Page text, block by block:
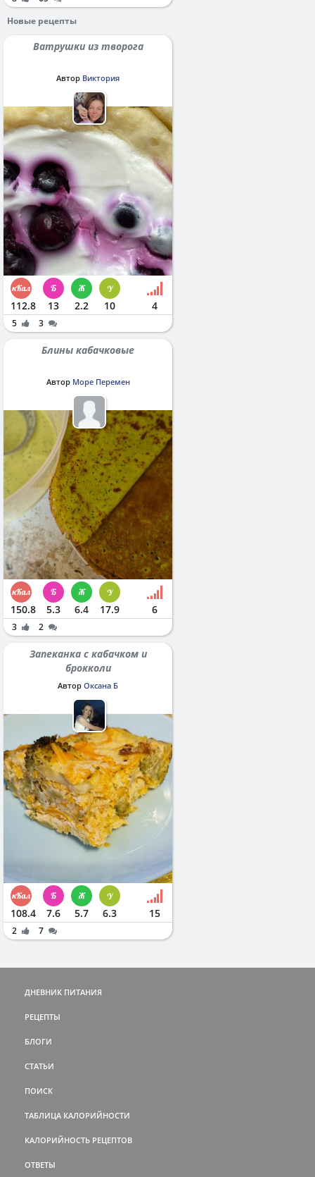
Новые рецепты
Ватрушки из творога
Автор Виктория
112.8 13 2.2 10 4
5 3
Блины кабачковые
Автор Море Перемен
150.8 5.3 6.4 17.9 6
3 2
Запеканка с кабачком и
брокколи
Автор Оксана Б
108.4 7.6 5.7 6.3 15
2 7
ДНЕВНИК ПИТАНИЯ
РЕЦЕПТЫ
БЛОГИ
СТАТЬИ
ПОИСК
ТАБЛИЦА КАЛОРИЙНОСТИ
КАЛОРИЙНОСТЬ РЕЦЕПТОВ
ОТВЕТЫ